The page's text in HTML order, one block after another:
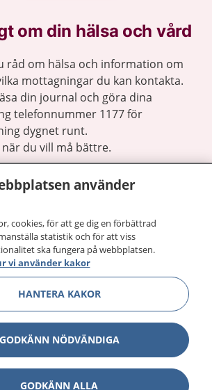
om din hälsa och vård
råd om hälsa och information om
mottagningar du kan kontakta.
din journal och göra dina
telefonnummer 1177 för
dygnet runt.
du vill må bättre.
Visa
använder
cookies, för att ge dig en förbättrad
statistik och för att viss
ska fungera på webbplatsen.
vi använder kakor
HANTERA KAKOR
GODKÄNN NÖDVÄNDIGA
GODKÄNN ALLA